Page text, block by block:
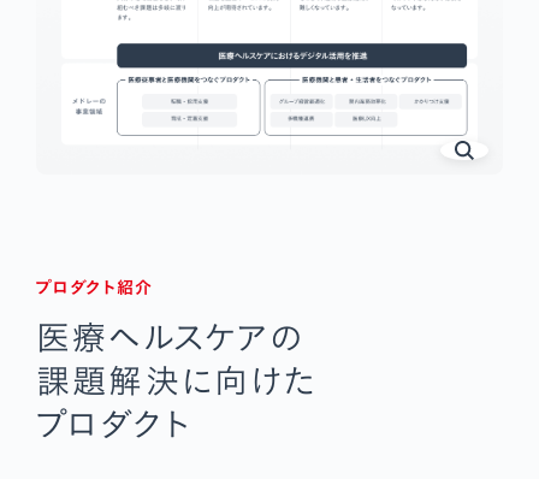
プロダクト紹介
医療ヘルスケアの
課題解決に向けた
プロダクト